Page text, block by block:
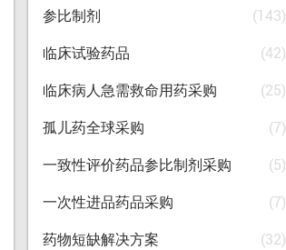
参比制剂
(143)
临床试验药品
(42)
临床病人急需救命用药采购
(25)
孤儿药全球采购
(7)
一致性评价药品参比制剂采购
(5)
一次性进品药品采购
(7)
药物短缺解决方案
(32)